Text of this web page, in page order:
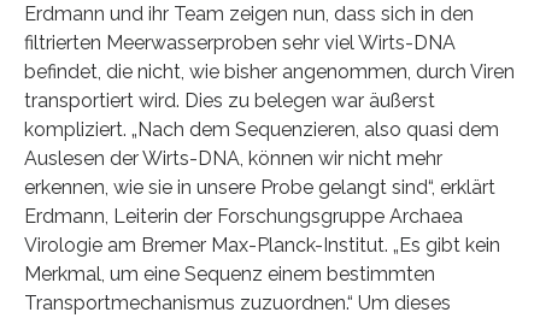
Erdmann und ihr Team zeigen nun, dass sich in den
filtrierten Meerwasserproben sehr viel Wirts-DNA
befindet, die nicht, wie bisher angenommen, durch Viren
transportiert wird. Dies zu belegen war äußerst
kompliziert. „Nach dem Sequenzieren, also quasi dem
Auslesen der Wirts-DNA, können wir nicht mehr
erkennen, wie sie in unsere Probe gelangt sind“, erklärt
Erdmann, Leiterin der Forschungsgruppe Archaea
Virologie am Bremer Max-Planck-Institut. „Es gibt kein
Merkmal, um eine Sequenz einem bestimmten
Transportmechanismus zuzuordnen.“ Um dieses